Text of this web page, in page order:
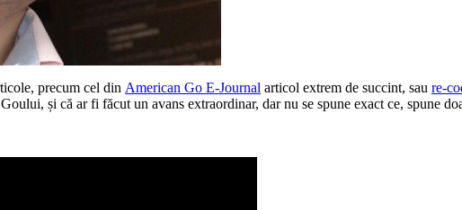
precum cel din American Go E-Journal articol extrem de succint, sau re-
și că ar fi făcut un avans extraordinar, dar nu se spune exact ce, spune